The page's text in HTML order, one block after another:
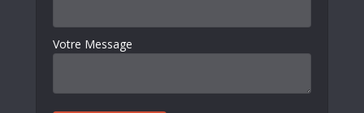
Votre Message